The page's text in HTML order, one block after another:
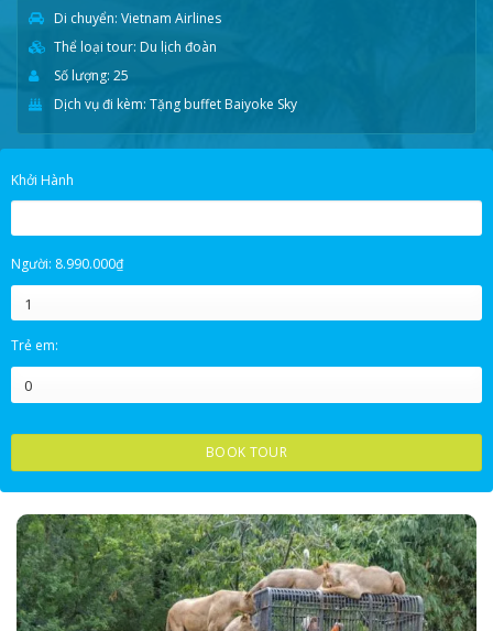
Di chuyển: Vietnam Airlines
Thể loại tour: Du lịch đoàn
Số lượng: 25
Dịch vụ đi kèm: Tặng buffet Baiyoke Sky
Khởi Hành
T.HAI T.BA T.TƯ T.NĂM T.SÁU T.BẢY C.NHẬT
27
3
20
24 25 26 27 28 29 30
31 1 2 3 4 5 6
Người: Giá
gốc
9.490.000₫.
8.990.000₫Giá
hiện
là:
Trẻ em:
BOOK TOUR